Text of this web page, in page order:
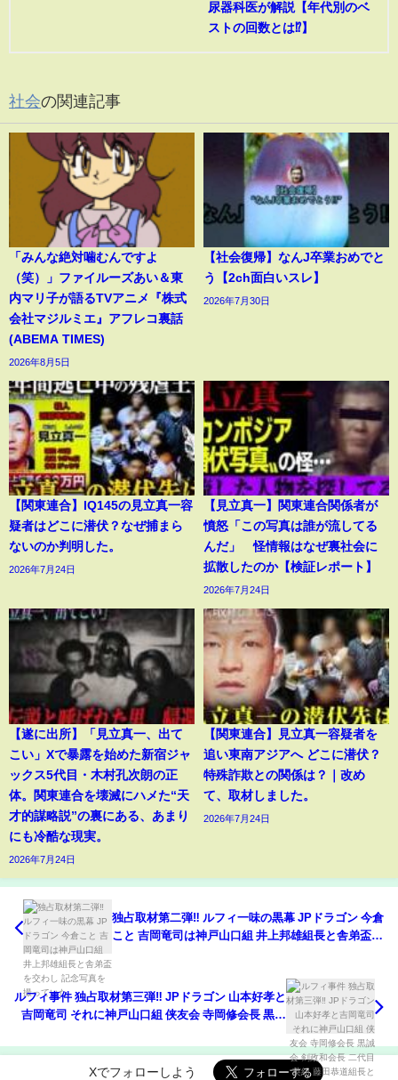
尿器科医が解説【年代別のベ
ストの回数とは⁉︎】
社会の関連記事
「みんな絶対噛むんですよ
（笑）」ファイルーズあい＆東
内マリ子が語るTVアニメ『株式
会社マジルミエ』アフレコ裏話
(ABEMA TIMES)
2026年8月5日
【社会復帰】なんJ卒業おめでと
う【2ch面白いスレ】
2026年7月30日
【関東連合】IQ145の見立真一容
疑者はどこに潜伏？なぜ捕まら
ないのか判明した。
2026年7月24日
【見立真一】関東連合関係者が
憤怒「この写真は誰が流してる
んだ」 怪情報はなぜ裏社会に
拡散したのか【検証レポート】
2026年7月24日
【遂に出所】「見立真一、出て
こい」Xで暴露を始めた新宿ジャ
ックス5代目・木村孔次朗の正
体。関東連合を壊滅にハメた“天
才的謀略説”の裏にある、あまり
にも冷酷な現実。
2026年7月24日
【関東連合】見立真一容疑者を
追い東南アジアへ どこに潜伏？
特殊詐欺との関係は？｜改め
て、取材しました。
2026年7月24日
独占取材第二弾‼ ルフィ一味の黒幕 JPドラゴン 今倉
こと 吉岡竜司は神戸山口組 井上邦雄組長と舎弟盃を
ルフィ事件 独占取材第三弾‼ JPドラゴン 山本好孝と
吉岡竜司 それに神戸山口組 侠友会 寺岡修会長 黒誠
Xでフォローしよう